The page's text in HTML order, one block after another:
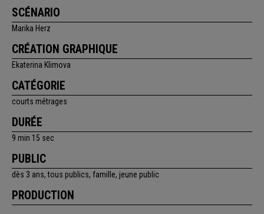
SCÉNARIO
Marika Herz
CRÉATION GRAPHIQUE
Ekaterina Klimova
CATÉGORIE
courts métrages
DURÉE
9 min 15 sec
PUBLIC
dès 3 ans, tous publics, famille, jeune public
PRODUCTION